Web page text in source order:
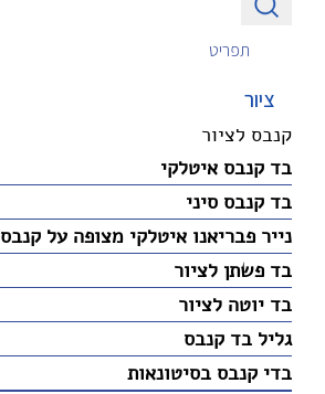
תפריט
ציור
קנבס לציור
בד קנבס איטלקי
בד קנבס סיני
נייר פבריאנו איטלקי מצופה על קנבס
בד פשתן לציור
בד יוטה לציור
גליל בד קנבס
בדי קנבס בסיטונאות